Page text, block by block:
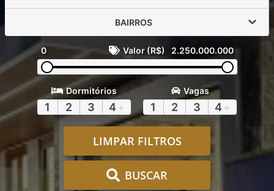
BAIRROS
0 Valor (R$) 2.250.000.000
Dormitórios
1 2 3 4 +
Vagas
1 2 3 4 +
LIMPAR FILTROS
BUSCAR